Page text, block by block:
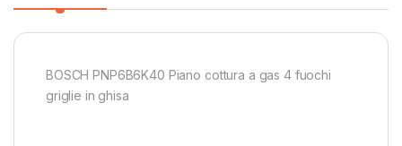
BOSCH PNP6B6K40 Piano cottura a gas 4 fuochi
griglie in ghisa